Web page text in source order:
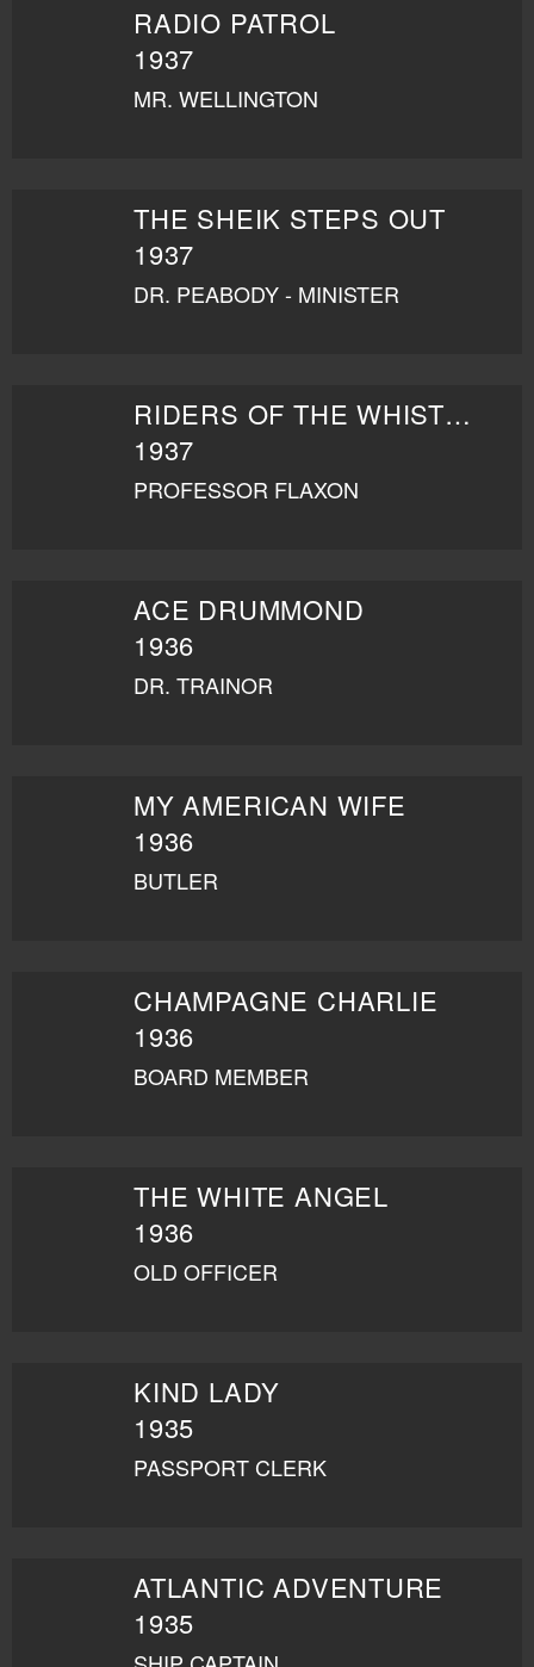
RADIO PATROL
1937
MR. WELLINGTON
THE SHEIK STEPS OUT
1937
DR. PEABODY - MINISTER
RIDERS OF THE WHISTLING SKULL
1937
PROFESSOR FLAXON
ACE DRUMMOND
1936
DR. TRAINOR
MY AMERICAN WIFE
1936
BUTLER
CHAMPAGNE CHARLIE
1936
BOARD MEMBER
THE WHITE ANGEL
1936
OLD OFFICER
KIND LADY
1935
PASSPORT CLERK
ATLANTIC ADVENTURE
1935